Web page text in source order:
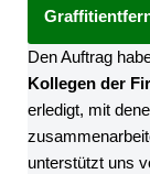
Den Auftrag
Kollegen der
erledigt, mit
unterstützt uns